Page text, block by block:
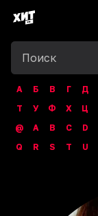
А Б В Г Д
Т
У Ф Х Ц
@
A B C D
Q
R S T U